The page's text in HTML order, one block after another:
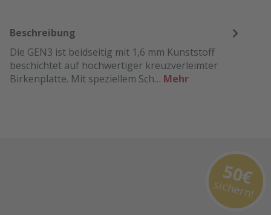
Beschreibung
Die GEN3 ist beidseitig mit 1,6 mm Kunststoff
beschichtet auf hochwertiger kreuzverleimter
Birkenplatte. Mit speziellem Sch… Mehr
50€
sichern!